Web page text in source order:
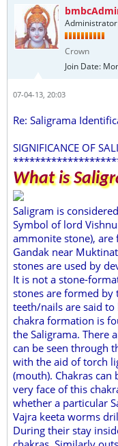
Administrator
Crown
Join Date:
07-04-13, 20:03
Re: Saligrama
SIGNIFICANCE OF
What is
Saligram is
Symbol of lord
ammonite stone),
Gandak near
stones are used by
It is not a stone-
stones are formed by
teeth/nails are said
chakra formation is
the Saligrama. There
can be seen through
with the aid of torch
(mouth). Chakras can
very face of this
whether a particular
Vajra keeta worms
During their stay